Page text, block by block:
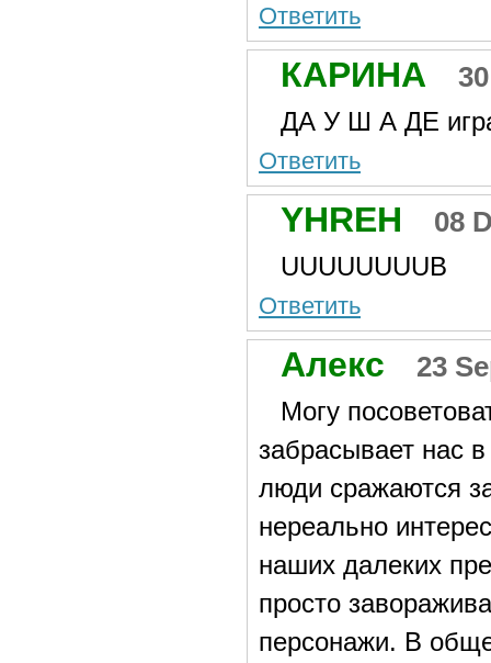
Ответить
КАРИНА
ДА У Ш А ДЕ
Ответить
YHREH 08
UUUUUUUUB
Ответить
Алекс 23
Могу
забрасывает нас
люди сражаются
нереально
наших далеких
просто
персонажи. В